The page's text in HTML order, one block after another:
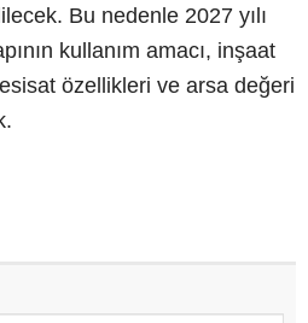
Bu nedenle 2027 yılı
kullanım amacı, inşaat
tesisat özellikleri ve arsa değeri